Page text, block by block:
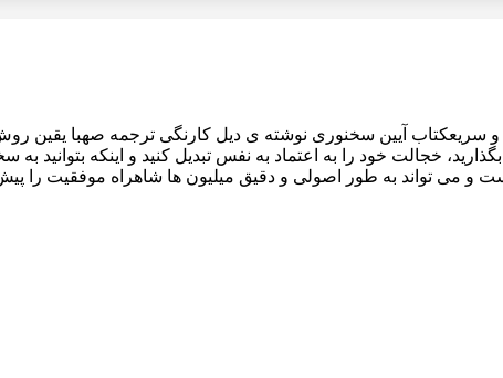
آیین سخنوری نوشته ی دیل کارنگی ترجمه صهبا یقین روش
خجالت خود را به اعتماد به نفس تبدیل کنید و اینکه بتوانید
و می تواند به طور اصولی و دقیق میلیون ها شاهراه موفقیت را